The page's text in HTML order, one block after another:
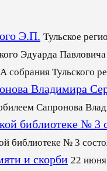
Э.П. Тульское
Эдуарда Павловича
Тульского
Владимира
Сапронова
библиотеке № 3
и скорби 22 июня